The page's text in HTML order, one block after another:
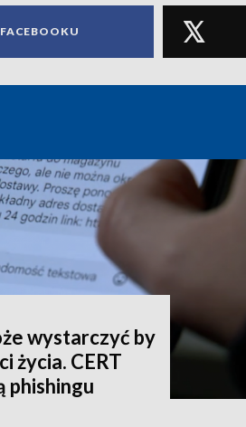
wystarczyć by
życia. CERT
phishingu